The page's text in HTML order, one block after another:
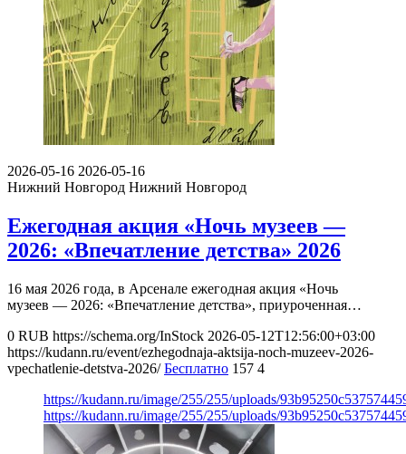
2026-05-16 2026-05-16
Нижний Новгород Нижний Новгород
Ежегодная акция «Ночь музеев —
2026: «Впечатление детства» 2026
16 мая 2026 года, в Арсенале ежегодная акция «Ночь
музеев — 2026: «Впечатление детства», приуроченная…
0 RUB https://schema.org/InStock 2026-05-12T12:56:00+03:00
https://kudann.ru/event/ezhegodnaja-aktsija-noch-muzeev-2026-
vpechatlenie-detstva-2026/ Бесплатно 157 4
https://kudann.ru/image/255/255/uploads/
https://kudann.ru/image/255/255/uploads/